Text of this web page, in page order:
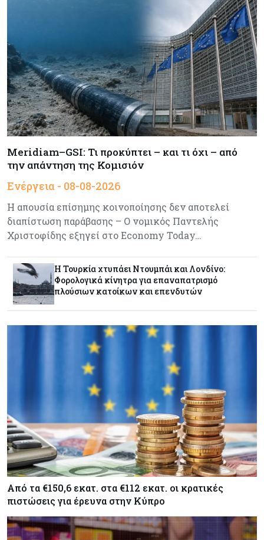
07-08-2026
Τραμπ: Νέοι δασμοί 15% στο πολυπυρίτιο για
ημιαγωγούς και φωτοβολταϊκά με στόχο την
ενίσχυση της βιομηχανίας
Κύπρος 07-08-2026
Τσολάκη: Προτεραιότητα η βελτίωση της
καθημερινότητας μέσω οδικών έργων και
συγκοινωνιών
Ενέργεια
Δαμιανός για GSI: Θετική εξέλιξη η είσοδος της
Crypto
Ελλάδα
Καλπάζουν τα Airbnb στην Ελλάδα - Σχεδόν
sold out τα νησιά
Εμπορεύματα
Goldman Sachs: Το Brent θα κυμανθεί στα $80-
90/βαρέλι μέχρι να υπάρξουν εξελίξεις στη
Μέση Ανατολή
Κόσμος 07-08-2026
Σαουδική Αραβία, Πακιστάν και Τουρκία
υπογράφουν συμφωνία για αμοιβαία άμυνα
Εμπορεύματα 07-08-2026
Πετρέλαιο: Πιάνει και πάλι τα 83 δολάρια το
Brent μετά το σχέδιο του Ιράν για τα Στενά του
Ορμούζ
Meridiam–GSI: Τι προκύπτει – και τι όχι – από
την απάντηση της Κομισιόν
Ενέργεια - 08-08-2026
Η απουσία επίσημης κοινοποίησης δεν αποτελεί
διαπίστωση παράβασης – Ο νομικός Παντελής
Χριστοφίδης εξηγεί στο Economy Today…
Η Τουρκία χτυπάει Ντουμπάι και Λονδίνο:
Φορολογικά κίνητρα για επαναπατρισμό
πλούσιων κατοίκων και επενδυτών
Από τα €150,6 εκατ. στα €112 εκατ. οι κρατικές
πιστώσεις για έρευνα στην Κύπρο